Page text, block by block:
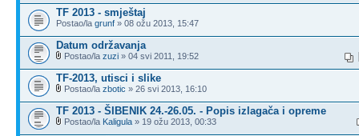
TF 2013 - smještaj
Postao/la grunf » 08 ožu 2013, 15:47
Datum održavanja
Postao/la zuzi » 04 svi 2011, 19:52
TF-2013, utisci i slike
Postao/la zbotic » 26 svi 2013, 16:10
TF 2013 - ŠIBENIK 24.-26.05. - Popis izlagača i opreme
Postao/la Kaligula » 19 ožu 2013, 00:33